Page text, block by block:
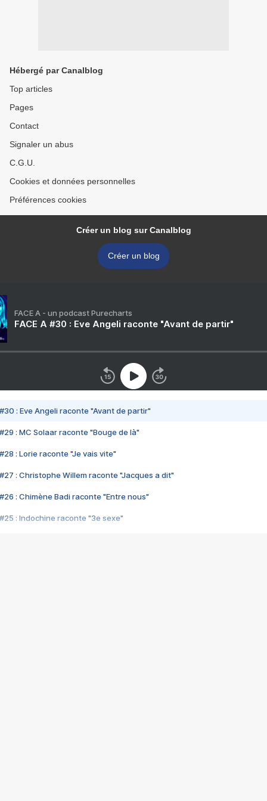
Hébergé par Canalblog
Top articles
Pages
Contact
Signaler un abus
C.G.U.
Cookies et données personnelles
Préférences cookies
Créer un blog sur Canalblog
Créer un blog
FACE A - un podcast Purecharts
FACE A #30 : Eve Angeli raconte "Avant de partir"
#30 : Eve Angeli raconte "Avant de partir"
#29 : MC Solaar raconte "Bouge de là"
#28 : Lorie raconte "Je vais vite"
#27 : Christophe Willem raconte "Jacques a dit"
#26 : Chimène Badi raconte "Entre nous"
#25 : Indochine raconte "3e sexe"